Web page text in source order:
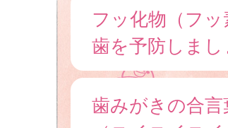
フッ化物（フ
歯を予防しまし
歯みがきの合